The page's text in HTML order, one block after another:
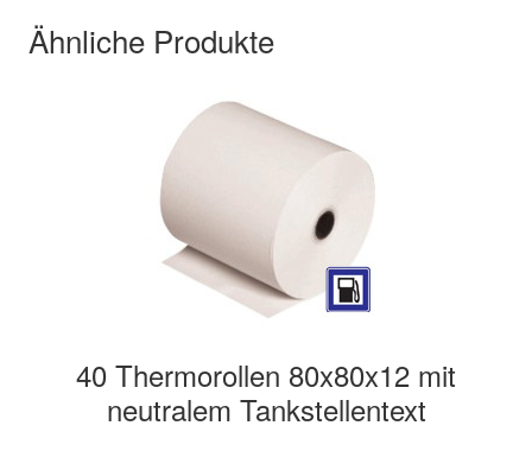
Ähnliche Produkte
40 Thermorollen 80x80x12 mit
neutralem Tankstellentext